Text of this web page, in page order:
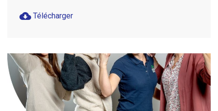
cloud_download Télécharger